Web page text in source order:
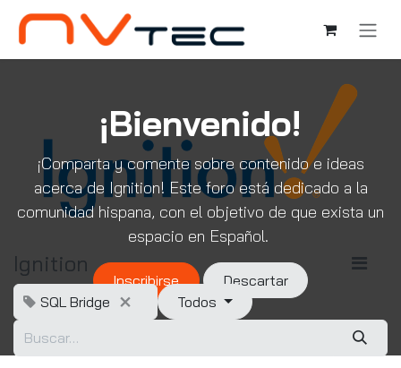
Ir al contenido
¡Bienvenido!
¡Comparta y comente sobre contenido e ideas
acerca de Ignition! Este foro está dedicado a la
comunidad hispana, con el objetivo de que exista un
espacio en Español.
Inscribirse Descartar
Ignition
SQL Bridge Todos